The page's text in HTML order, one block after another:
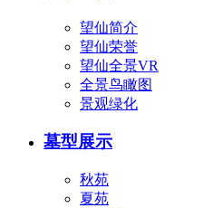
望仙简介
望仙荣誉
望仙全景VR
全景鸟瞰图
景观绿化
墓型展示
秋苑
夏苑